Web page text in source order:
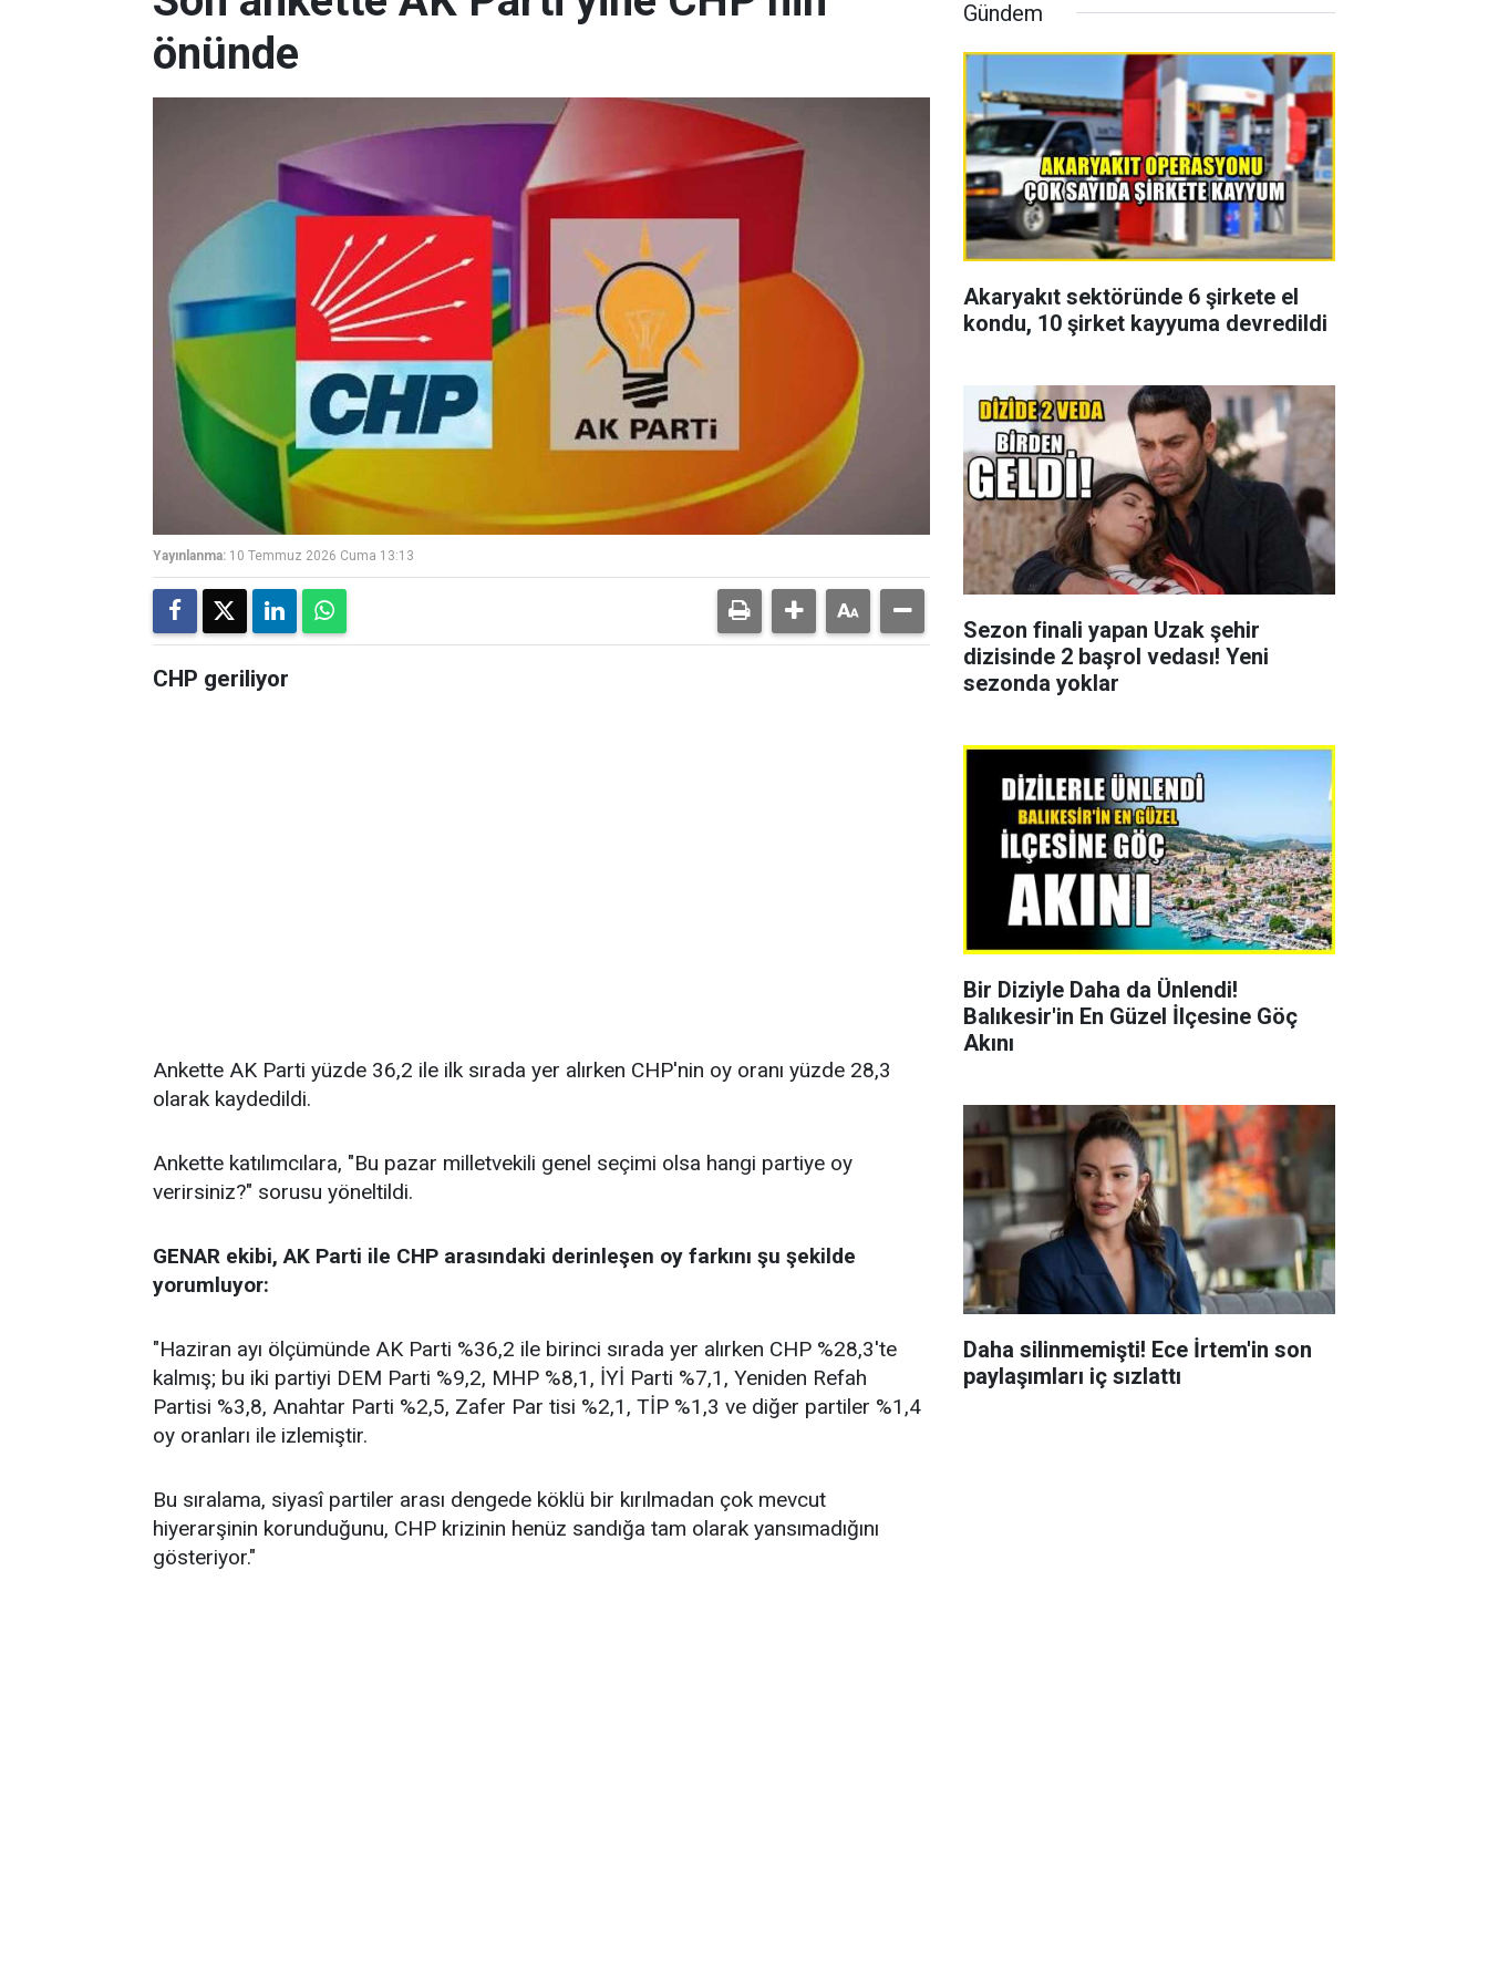
önünde
Yayınlanma: 10 Temmuz 2026 Cuma 13:13
CHP geriliyor
Ankette AK Parti yüzde 36,2 ile ilk sırada yer alırken CHP'nin oy oranı yüzde 28,3
olarak kaydedildi.
Ankette katılımcılara, "Bu pazar milletvekili genel seçimi olsa hangi partiye oy
verirsiniz?" sorusu yöneltildi.
GENAR ekibi, AK Parti ile CHP arasındaki derinleşen oy farkını şu şekilde
yorumluyor:
"Haziran ayı ölçümünde AK Parti %36,2 ile birinci sırada yer alırken CHP %28,3'te
kalmış; bu iki partiyi DEM Parti %9,2, MHP %8,1, İYİ Parti %7,1, Yeniden Refah
Partisi %3,8, Anahtar Parti %2,5, Zafer Par tisi %2,1, TİP %1,3 ve diğer partiler %1,4
oy oranları ile izlemiştir.
Bu sıralama, siyasî partiler arası dengede köklü bir kırılmadan çok mevcut
hiyerarşinin korunduğunu, CHP krizinin henüz sandığa tam olarak yansımadığını
gösteriyor."
Gündem
Akaryakıt sektöründe 6 şirkete el
kondu, 10 şirket kayyuma devredildi
Sezon finali yapan Uzak şehir
dizisinde 2 başrol vedası! Yeni
sezonda yoklar
Bir Diziyle Daha da Ünlendi!
Balıkesir'in En Güzel İlçesine Göç
Akını
Daha silinmemişti! Ece İrtem'in son
paylaşımları iç sızlattı